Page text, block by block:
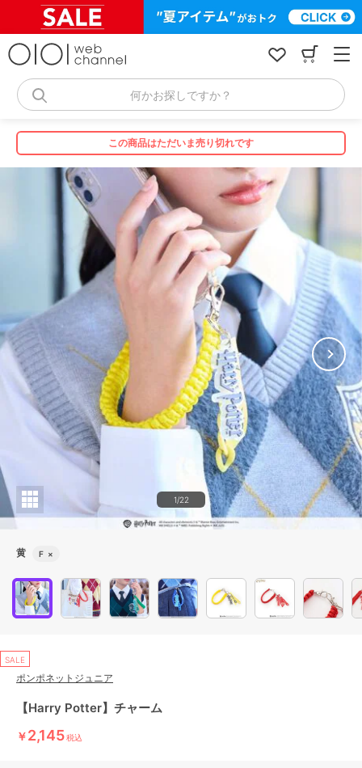
何かお探しですか？
この商品はただいま売り切れです
1/22
黄 F ×
SALE
ポンポネットジュニア
【Harry Potter】チャーム
￥2,145税込